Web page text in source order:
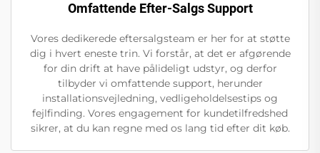
Omfattende Efter-Salgs Support
Vores dedikerede eftersalgsteam er her for at støtte
dig i hvert eneste trin. Vi forstår, at det er afgørende
for din drift at have pålideligt udstyr, og derfor
tilbyder vi omfattende support, herunder
installationsvejledning, vedligeholdelsestips og
fejlfinding. Vores engagement for kundetilfredshed
sikrer, at du kan regne med os lang tid efter dit køb.